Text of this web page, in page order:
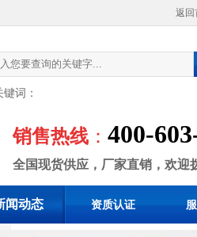
返回
词：
销售热线 ： 400-
全国现货供应，厂家直销，欢迎
闻动态 资质认证